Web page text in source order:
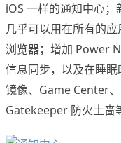
iOS 一样的通知中心；
几乎可以用在所有的
浏览器；增加 Power
信息同步，以及在睡
镜像、Game Center
Gatekeeper 防火土